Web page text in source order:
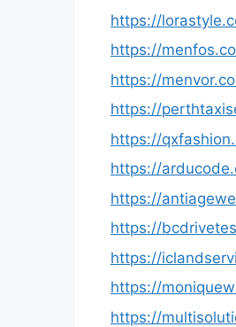
https://
https://
https://
https://
https://
https://
https://
https://
https://
https://
https://